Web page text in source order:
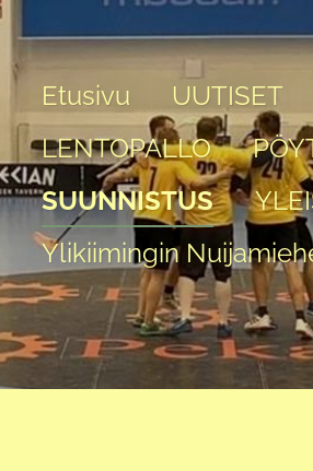
Etusivu UUTISET
LENTOPALLO
SUUNNISTUS
Ylikiimingin